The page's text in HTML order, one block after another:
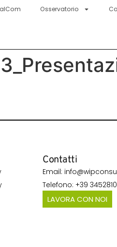
Osservatorio
Contatti
Email:
Telefono: +39
LAVORA CON NOI